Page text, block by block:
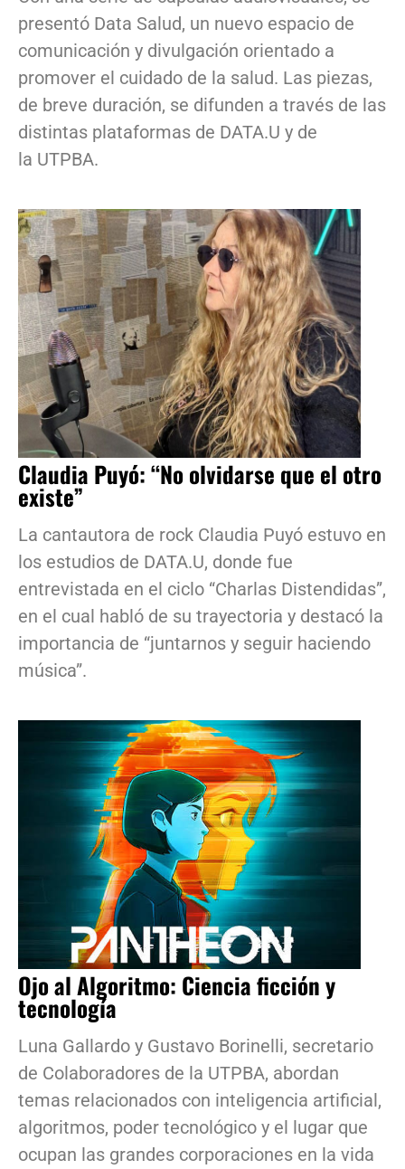
presentó Data Salud, un nuevo espacio de
comunicación y divulgación orientado a
promover el cuidado de la salud. Las piezas,
de breve duración, se difunden a través de las
distintas plataformas de DATA.U y de
la UTPBA.
Claudia Puyó: “No olvidarse que el otro
existe”
La cantautora de rock Claudia Puyó estuvo en
los estudios de DATA.U, donde fue
entrevistada en el ciclo “Charlas Distendidas”,
en el cual habló de su trayectoria y destacó la
importancia de “juntarnos y seguir haciendo
música”.
Ojo al Algoritmo: Ciencia ficción y
tecnología
Luna Gallardo y Gustavo Borinelli, secretario
de Colaboradores de la UTPBA, abordan
temas relacionados con inteligencia artificial,
algoritmos, poder tecnológico y el lugar que
ocupan las grandes corporaciones en la vida